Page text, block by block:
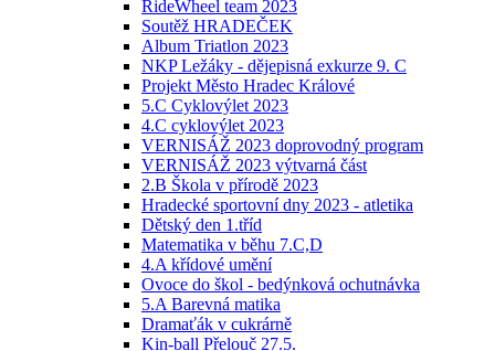
RideWheel team 2023
Soutěž HRADEČEK
Album Triatlon 2023
NKP Ležáky - dějepisná exkurze 9. C
Projekt Město Hradec Králové
5.C Cyklovýlet 2023
4.C cyklovýlet 2023
VERNISÁŽ 2023 doprovodný program
VERNISÁŽ 2023 výtvarná část
2.B Škola v přírodě 2023
Hradecké sportovní dny 2023 - atletika
Dětský den 1.tříd
Matematika v běhu 7.C,D
4.A křídové umění
Ovoce do škol - bedýnková ochutnávka
5.A Barevná matika
Dramaťák v cukrárně
Kin-ball Přelouč 27.5.